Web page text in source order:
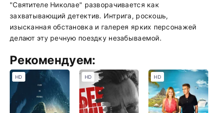
"Святителе Николае" разворачивается как
захватывающий детектив. Интрига, роскошь,
изысканная обстановка и галерея ярких персонажей
делают эту речную поездку незабываемой.
Рекомендуем:
HD HD HD